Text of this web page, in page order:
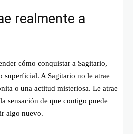
realmente a
cómo conquistar a Sagitario,
superficial. A Sagitario no le atrae
o una actitud misteriosa. Le atrae
sensación de que contigo puede
algo nuevo.